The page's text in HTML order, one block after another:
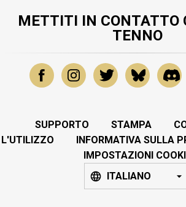
METTITI IN CONTATTO
TENNO
SUPPORTO STAMPA
L'UTILIZZO
INFORMATIVA SULLA
IMPOSTAZIONI
ITALIANO